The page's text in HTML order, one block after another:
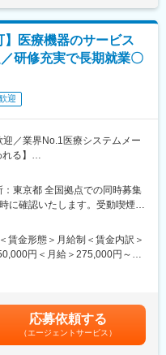
のブランド名で市販事業を
画設計した、アンプ・DSPを
】医療機器のサービス
研修充実で長期就業〇
迎
迎／業界No.1医療システムメー
る】
医療機器の設置・保守に活かせ
な機器を扱い、病院の診断を
術やネットワークシステムに
東京都 全国拠点での同時募集
に確認いたします。受動喫煙対
賃金形態＞月給制＜賃金内訳＞
円＜月給＞275,000円～
当含)：月給37万円賃金はあく
じて上下する可能性がありま
表記です。
応募依頼する
（エージェントサービス）